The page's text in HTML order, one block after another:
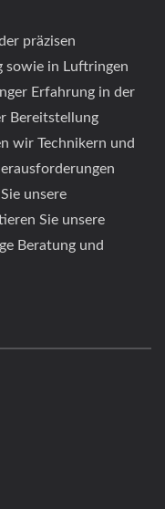
präzisen
sowie in Luftringen
Erfahrung in der
Bereitstellung
wir Technikern und
unsere
Sie unsere
Beratung und